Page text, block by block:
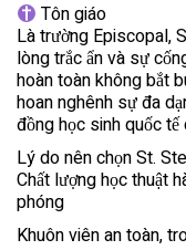
Tôn giáo
Là trường Episcopal,
lòng trắc ẩn và sự
hoàn toàn không bắt
hoan nghênh sự đa
đồng học sinh quốc tế
Lý do nên chọn St.
Chất lượng học thuật
phóng
Khuôn viên an toàn,